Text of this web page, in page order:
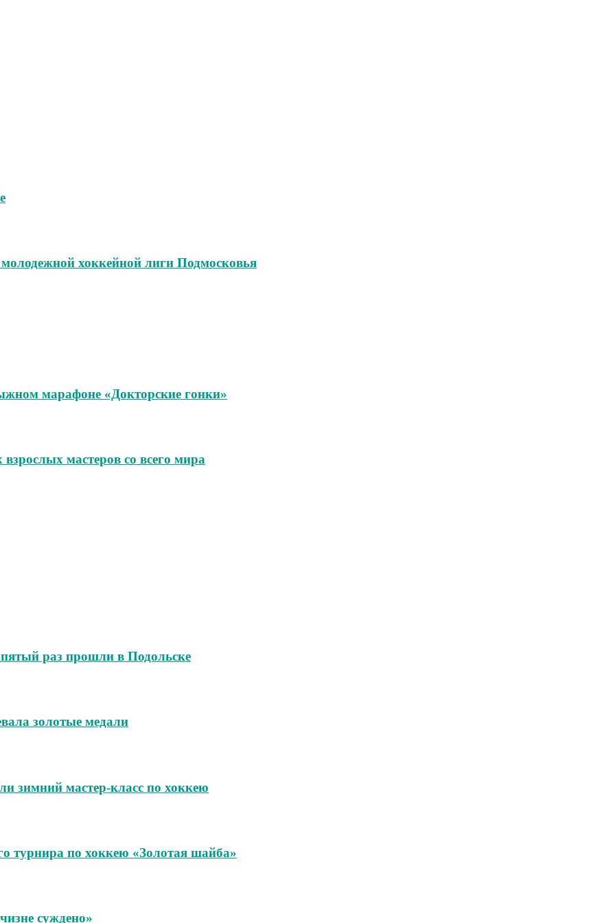
хоккейной лиги Подмосковья
марафоне «Докторские гонки»
мастеров со всего мира
раз прошли в Подольске
золотые медали
зимний мастер-класс по хоккею
турнира по хоккею «Золотая шайба»
суждено»